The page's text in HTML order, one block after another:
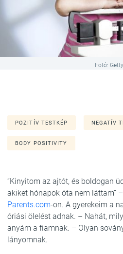
Fotó: Getty
POZITÍV TESTKÉP NEGATÍV
BODY POSITIVITY
“Kinyitom az ajtót, és boldogan
akiket hónapok óta nem láttam”
Parents.com-on. A gyerekeim a
óriási ölelést adnak. – Nahát,
anyám a fiamnak. – Olyan
lányomnak.